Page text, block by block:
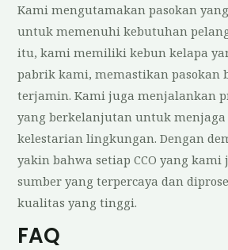
Kami mengutamakan pasokan
untuk memenuhi kebutuhan
itu, kami memiliki kebun kelapa
pabrik kami, memastikan pasokan
terjamin. Kami juga menjalankan
yang berkelanjutan untuk
kelestarian lingkungan. Dengan
yakin bahwa setiap CCO yang
sumber yang terpercaya dan
kualitas yang tinggi.
FAQ